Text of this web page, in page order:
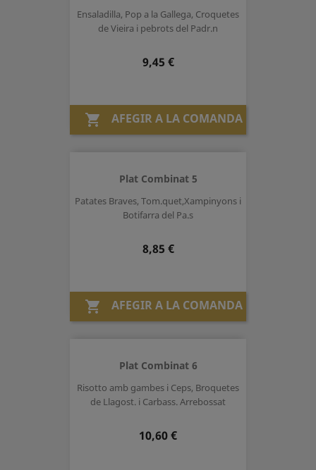
Ensaladilla, Pop a la Gallega, Croquetes
de Vieira i pebrots del Padr.n
Preu
9,45 €
 AFEGIR A LA COMANDA
Plat Combinat 5
Patates Braves, Tom.quet,Xampinyons i
Botifarra del Pa.s
Preu
8,85 €
 AFEGIR A LA COMANDA
Plat Combinat 6
Risotto amb gambes i Ceps, Broquetes
de Llagost. i Carbass. Arrebossat
Preu
10,60 €